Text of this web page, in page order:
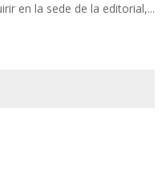
en la sede de la editorial,...